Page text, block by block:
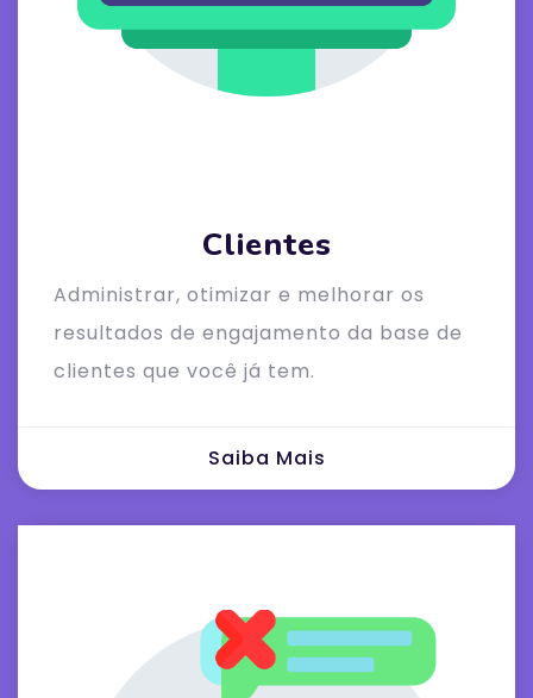
Clientes
Administrar, otimizar e melhorar os
resultados de engajamento da base de
clientes que você já tem.
Saiba Mais